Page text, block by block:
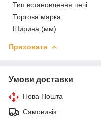
Тип встановлення печі
Торгова марка
Ширина (мм)
Приховати
Умови доставки
Нова Пошта
Самовивіз